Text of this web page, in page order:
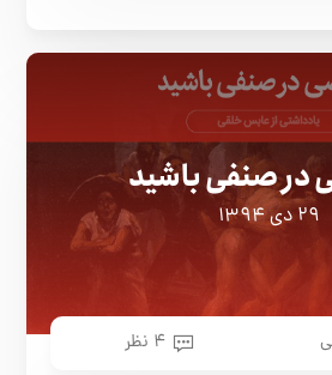
صنفی باشید
۲۹ دی ۱۳۹۴
۴ نظر